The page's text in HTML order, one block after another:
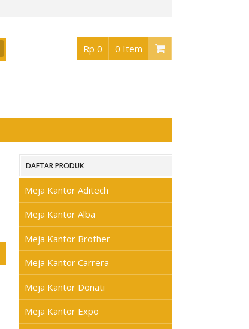
Rp 0 0 Item
DAFTAR PRODUK
Meja Kantor Aditech
Meja Kantor Alba
Meja Kantor Brother
Meja Kantor Carrera
Meja Kantor Donati
Meja Kantor Expo